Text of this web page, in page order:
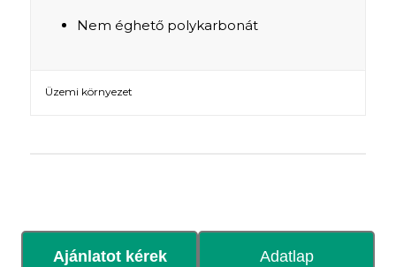
Nem éghető polykarbonát
Üzemi környezet
Ajánlatot kérek Adatlap